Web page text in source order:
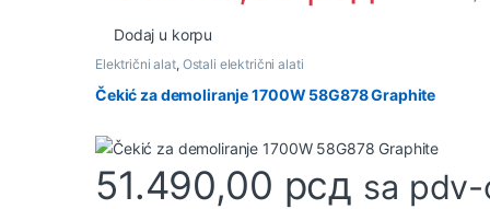
Dodaj u korpu
Električni alat, Ostali električni alati
Čekić za demoliranje 1700W 58G878 Graphite
51.490,00 рсд sa pdv-